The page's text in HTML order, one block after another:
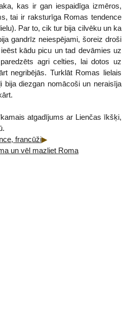
kas ir gan iespaidīga izmēros,
tai ir raksturīga Romas tendence
Par to, cik tur bija cilvēku un ka
gandrīz neiespējami, šoreiz droši
kādu picu un tad devāmies uz
agri celties, lai dotos uz
negribējās. Turklāt Romas lielais
diezgan nomācoši un neraisīja
atgadījums ar Lienčas īkšķi,
francūži
un vēl mazliet Roma